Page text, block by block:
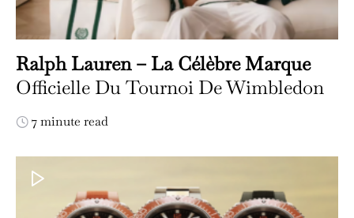
Ralph Lauren – La Célèbre Marque
Officielle Du Tournoi De Wimbledon
7 minute read